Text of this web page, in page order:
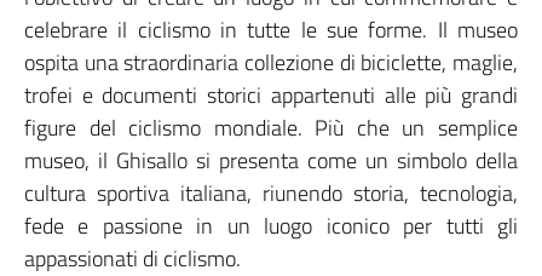
celebrare il ciclismo in tutte le sue forme. Il museo
ospita una straordinaria collezione di biciclette, maglie,
trofei e documenti storici appartenuti alle più grandi
figure del ciclismo mondiale. Più che un semplice
museo, il Ghisallo si presenta come un simbolo della
cultura sportiva italiana, riunendo storia, tecnologia,
fede e passione in un luogo iconico per tutti gli
appassionati di ciclismo.